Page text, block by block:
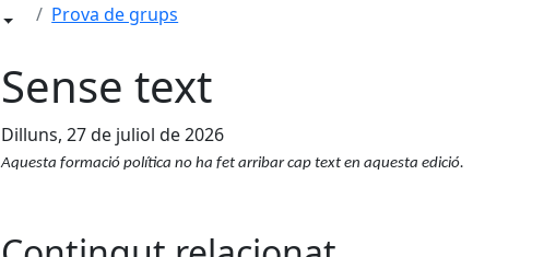
Prova de grups
Sense text
Dilluns, 27 de juliol de 2026
Aquesta formació política no ha fet arribar cap text en aquesta edició.